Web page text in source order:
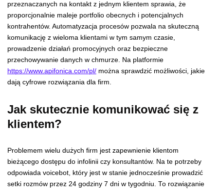
przeznaczanych na kontakt z jednym klientem sprawia, że
proporcjonalnie maleje portfolio obecnych i potencjalnych
kontrahentów. Automatyzacja procesów pozwala na skuteczną
komunikację z wieloma klientami w tym samym czasie,
prowadzenie działań promocyjnych oraz bezpieczne
przechowywanie danych w chmurze. Na platformie
https://www.apifonica.com/pl/ można sprawdzić możliwości, jakie
dają cyfrowe rozwiązania dla firm.
Jak skutecznie komunikować się z
klientem?
Problemem wielu dużych firm jest zapewnienie klientom
bieżącego dostępu do infolinii czy konsultantów. Na te potrzeby
odpowiada voicebot, który jest w stanie jednocześnie prowadzić
setki rozmów przez 24 godziny 7 dni w tygodniu. To rozwiązanie